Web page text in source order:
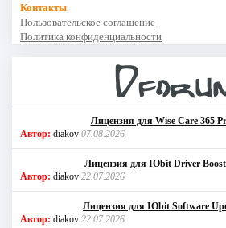
Контакты
Пользовательское соглашение
Политика конфиденциальности
Лицензия для Wise Care 365
Автор: diakov 07.08.2026
Лицензия для IObit Driver
Автор: diakov 22.07.2026
Лицензия для IObit Software
Автор: diakov 22.07.2026